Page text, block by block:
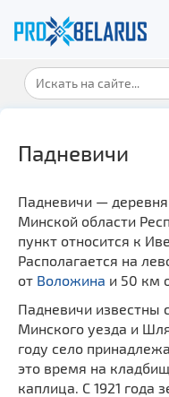
Падневичи
Падневичи —
Минской области
пункт относится к
Располагается на
от Воложина и 50 км
Падневичи известны
Минского уезда и
году село
это время на
каплица. С 1921 года